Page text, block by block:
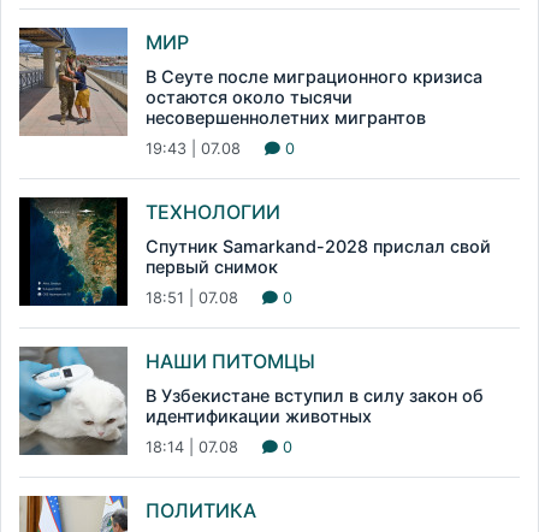
МИР
В Сеуте после миграционного кризиса
остаются около тысячи
несовершеннолетних мигрантов
19:43 | 07.08 0
ТЕХНОЛОГИИ
Спутник Samarkand-2028 прислал свой
первый снимок
18:51 | 07.08 0
НАШИ ПИТОМЦЫ
В Узбекистане вступил в силу закон об
идентификации животных
18:14 | 07.08 0
ПОЛИТИКА